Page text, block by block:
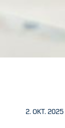
2. OKT. 2025